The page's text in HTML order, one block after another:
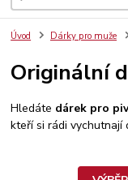
Úvod Dárky pro muže
Originální
Hledáte dárek pro
kteří si rádi vychutnají